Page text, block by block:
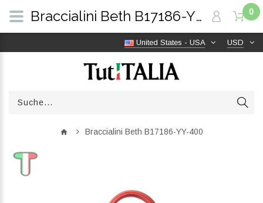
USD
United States - USA
0
Braccialini Beth B17186-YY-400
Braccialini Beth B17186-YY-400 | TutITALIA